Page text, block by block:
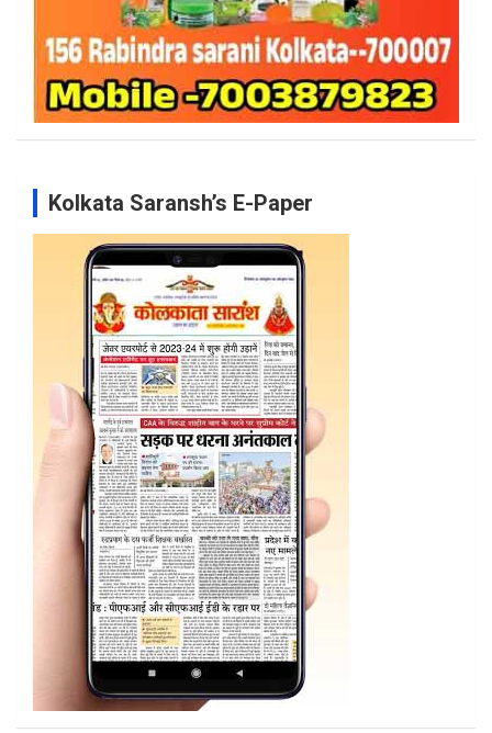
Kolkata Saransh’s E-Paper